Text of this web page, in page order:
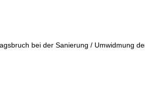
bei der Sanierung / Umwidmung